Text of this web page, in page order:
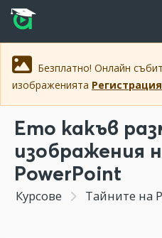
Прескочи към основното
Прескочи към навигацията
Безплатно! Онлайн
изображенията
Ето какъв
изображения
PowerPoint
Курсове Тайните на